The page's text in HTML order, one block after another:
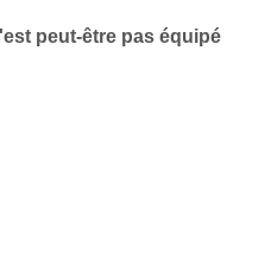
peut-être pas équipé